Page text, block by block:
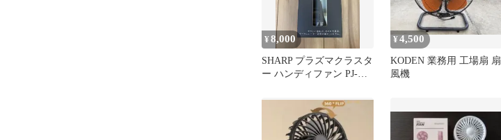
¥8,000
SHARP プラズマクラスタ
ー ハンディファン PJ-
¥4,500
KODEN 業務用 工場扇 扇
風機